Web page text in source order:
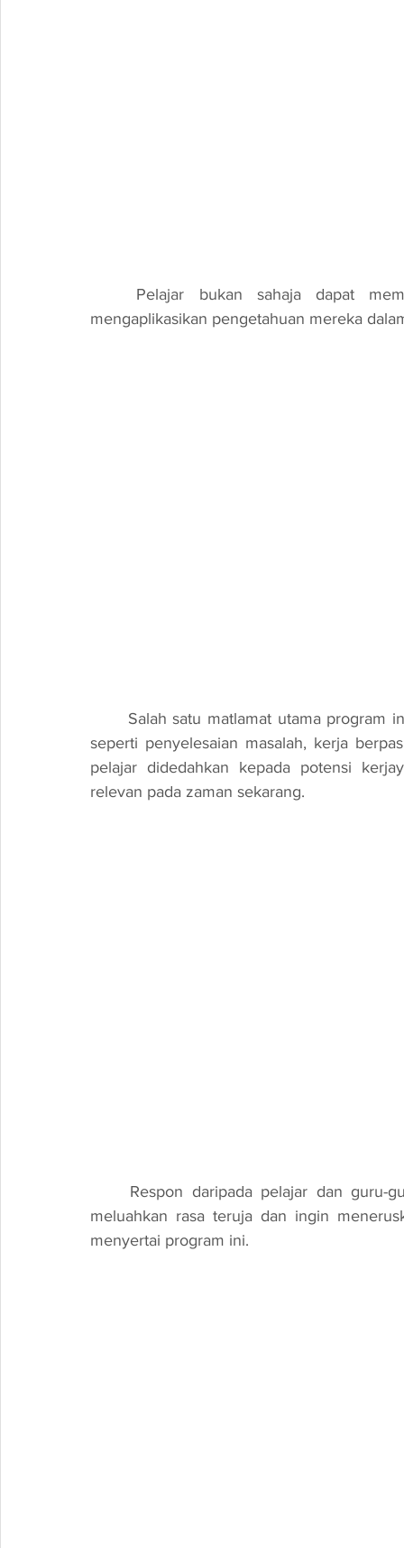
mengaplikasikan pengetahuan mereka
seperti penyelesaian masalah, kerja
pelajar didedahkan kepada potensi
relevan pada zaman sekarang.
meluahkan rasa teruja dan ingin
menyertai program ini.